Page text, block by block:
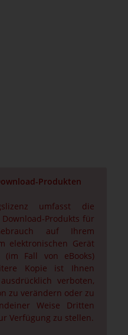
Produkten
umfasst die
Produkts für
auf Ihrem
elektronischen Gerät
(im Fall von eBooks)
Kopie ist Ihnen
verboten,
zu verändern oder zu
Weise Dritten
Verfügung zu stellen.